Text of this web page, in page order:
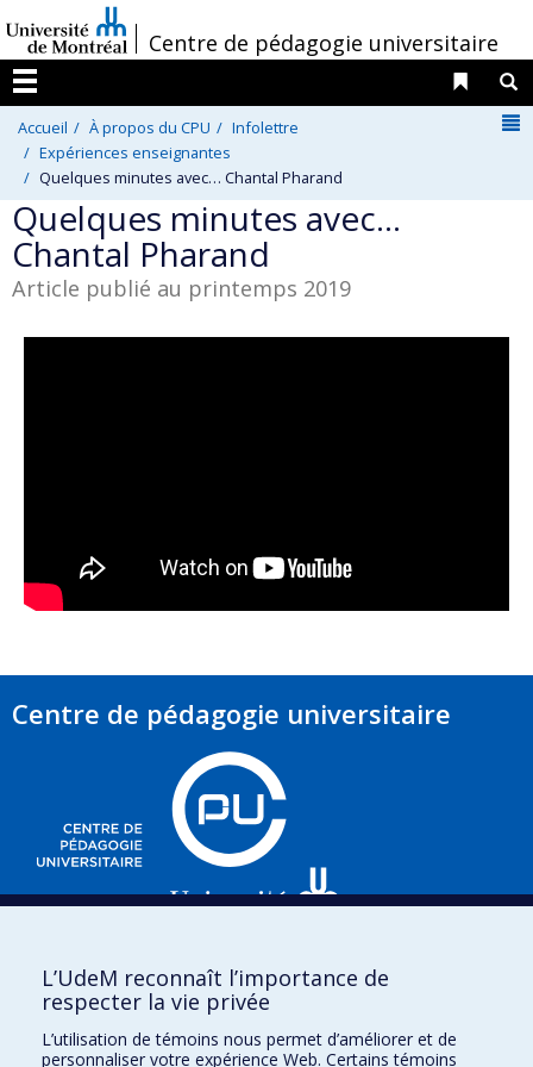
au
contenu
/
Centre de pédagogie universitaire
Menu
Liens
Accueil À propos du CPU
Infolettre
Expériences enseignantes
Quelques minutes avec… Chantal Pharand
Quelques minutes avec…
Chantal Pharand
Article publié au printemps 2019
Centre de pédagogie universitaire
3535, chemin Queen-Mary,
Bureau 220 (2 étage),
H3V 1H8
L’UdeM reconnaît l’importance de
respecter la vie privée
L’utilisation de témoins nous permet d’améliorer et de
personnaliser votre expérience Web. Certains témoins